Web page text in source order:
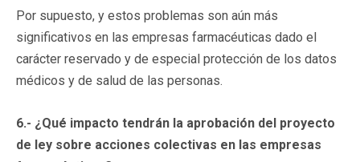
Por supuesto, y estos problemas son aún más
significativos en las empresas farmacéuticas dado el
carácter reservado y de especial protección de los datos
médicos y de salud de las personas.
6.- ¿Qué impacto tendrán la aprobación del proyecto
de ley sobre acciones colectivas en las empresas